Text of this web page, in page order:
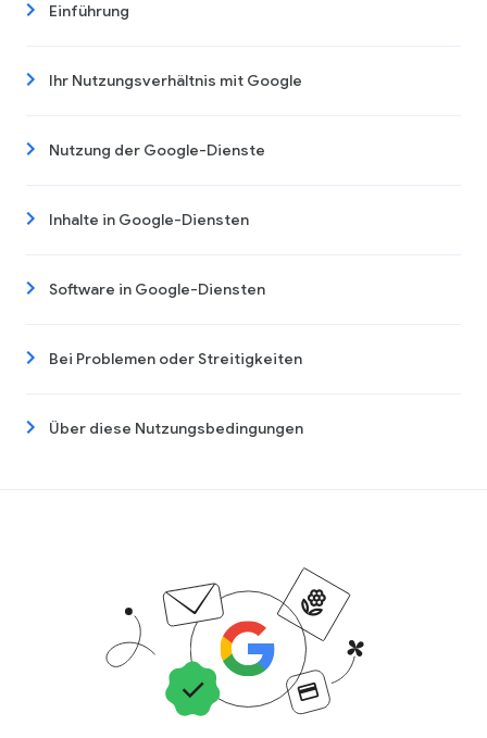
Einführung
Ihr Nutzungsverhältnis mit Google
Nutzung der Google-Dienste
Inhalte in Google-Diensten
Software in Google-Diensten
Bei Problemen oder Streitigkeiten
Über diese Nutzungsbedingungen